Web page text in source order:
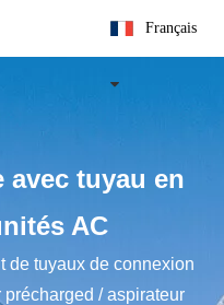
Français
avec tuyau en
AC
de tuyaux de connexion
/ aspirateur